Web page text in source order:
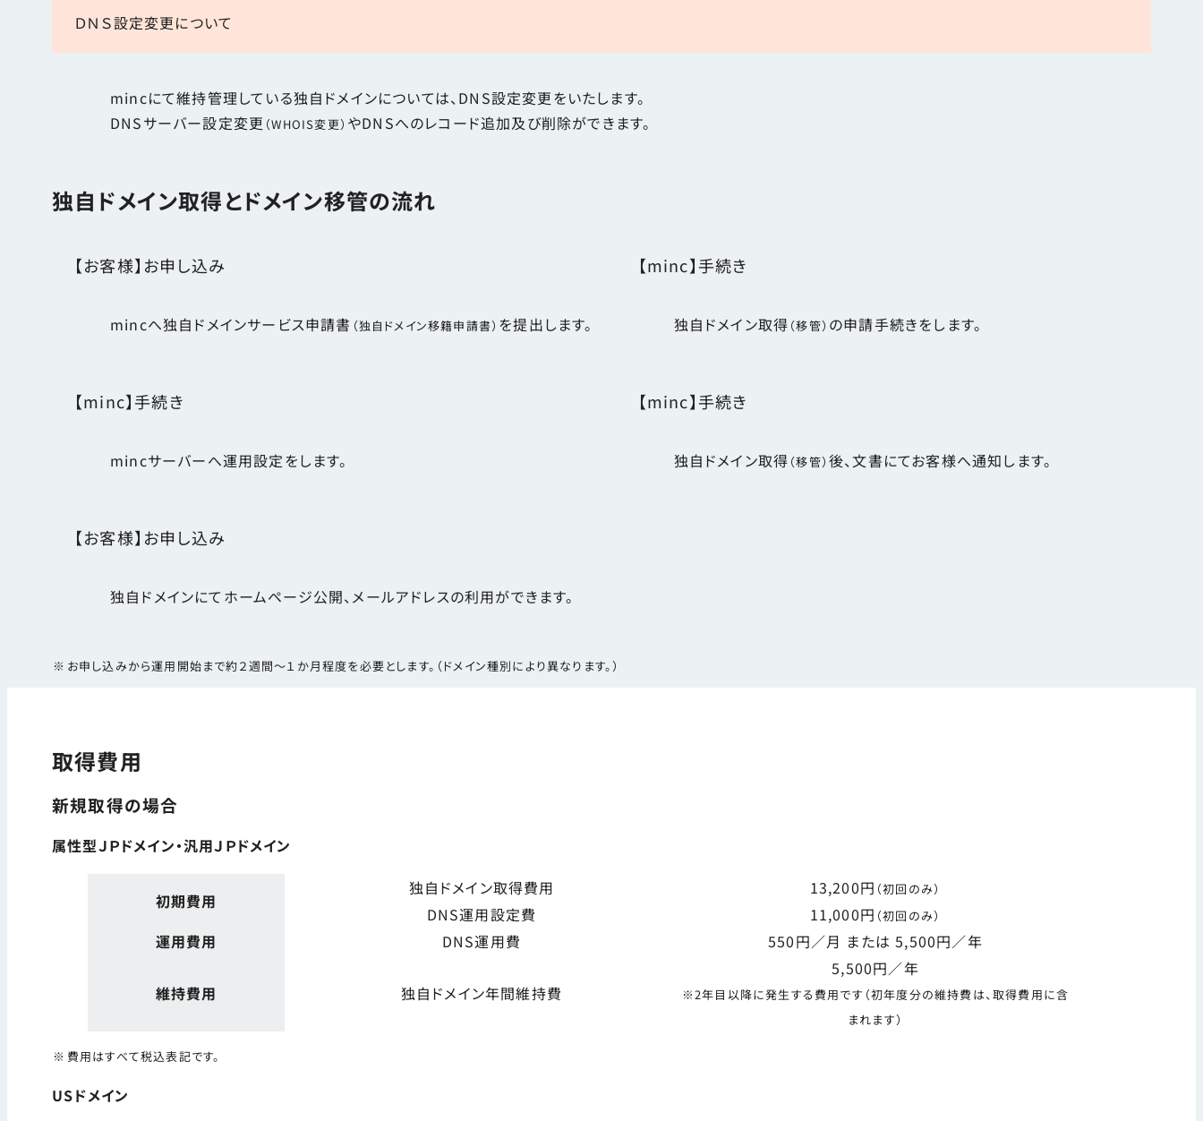
ＤＮＳ設定変更について
mincにて維持管理している独自ドメインについては、DNS設定変更をいたします。
DNSサーバー設定変更 （WHOIS変更） やDNSへのレコード追加及び削除ができます。
独自ドメイン取得とドメイン移管の流れ
【お客様】お申し込み
mincへ独自ドメインサービス申請書 （独自ドメイン移籍申請書） を提出します。
【minc】手続き
独自ドメイン取得 （移管） の申請手続きをします。
【minc】手続き
mincサーバーへ運用設定をします。
【minc】手続き
独自ドメイン取得 （移管）後、文書にてお客様へ通知します。
【お客様】お申し込み
独自ドメインにてホームページ公開、メールアドレスの利用ができます。
お申し込みから運用開始まで約２週間～１か月程度を必要とします。（ドメイン種別により異なります。）
取得費用
新規取得の場合
属性型ＪＰドメイン・汎用ＪＰドメイン
初期費用
独自ドメイン取得費用 13,200円 （初回のみ）
DNS運用設定費 11,000円 （初回のみ）
運用費用 DNS運用費 550円／月 または 5,500円／年
維持費用 独自ドメイン年間維持費
5,500円／年
※2年目以降に発生する費用です （初年度分の維持費は、取得費用に含
まれます）
費用はすべて税込表記です。
USドメイン